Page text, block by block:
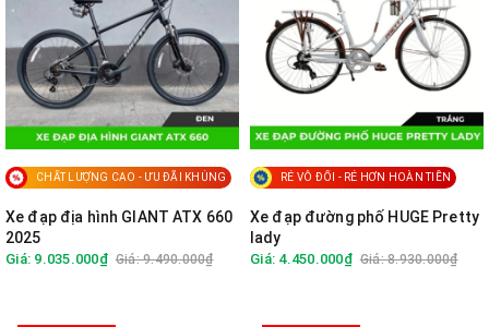
CHẤT LƯỢNG CAO - ƯU ĐÃI KHỦNG
Xe đạp địa hình GIANT ATX 660
2025
Giá: 9.035.000₫ Giá: 9.490.000₫
RẺ VÔ ĐỐI - RẺ HƠN HOÀN TIỀN
Xe đạp đường phố HUGE Pretty
lady
Giá: 4.450.000₫ Giá: 8.930.000₫